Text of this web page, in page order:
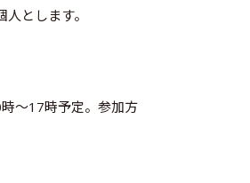
とします。
〜17時予定。参加方